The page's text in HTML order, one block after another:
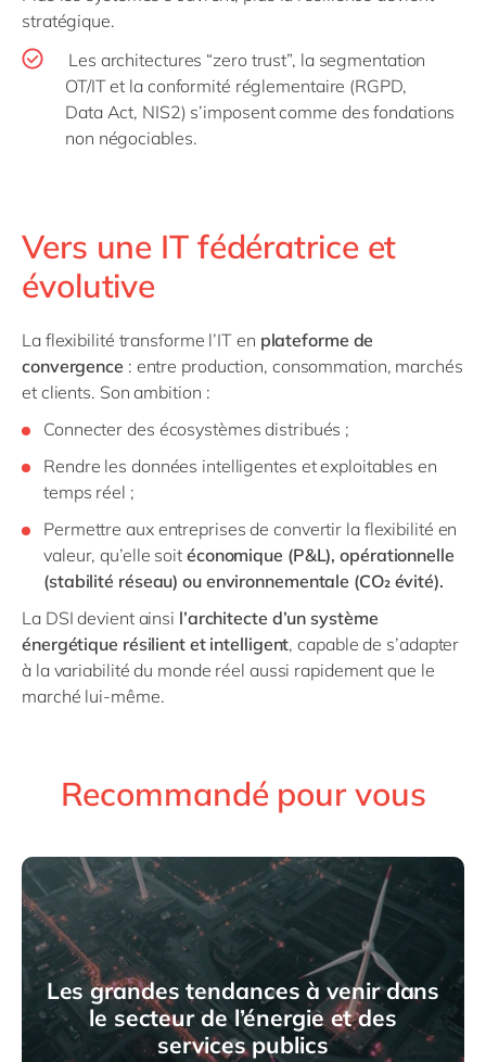
stratégique.
Les architectures “zerotrust”, la segmentation
OT/IT et la conformité réglementaire (RGPD,
Data Act, NIS2) s’imposent comme des fondations
non négociables.
Vers une IT fédératrice et
évolutive
La flexibilité transforme l’IT en plateforme de
convergence : entre production, consommation, marchés
et clients. Son ambition :
Connecter des écosystèmes distribués ;
Rendre les données intelligentes et exploitables en
temps réel ;
Permettre aux entreprises de convertir la flexibilité en
valeur, qu’elle soit économique (P&L), opérationnelle
(stabilité réseau) ou environnementale (CO₂ évité).
La DSI devient ainsi l’architecte d’un système
énergétique résilient et intelligent, capable de s’adapter
à la variabilité du monde réel aussi rapidement que le
marché lui-même.
Recommandé pour vous
Les grandes tendances à venir dans
le secteur de l’énergie et des
services publics